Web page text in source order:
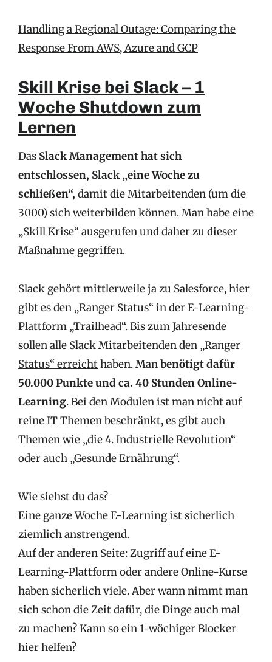
Handling a Regional Outage: Comparing the
Response From AWS, Azure and GCP
Skill Krise bei Slack – 1
Woche Shutdown zum
Lernen
Das Slack Management hat sich
entschlossen, Slack „eine Woche zu
schließen“, damit die Mitarbeitenden (um die
3000) sich weiterbilden können. Man habe eine
„Skill Krise“ ausgerufen und daher zu dieser
Maßnahme gegriffen.
Slack gehört mittlerweile ja zu Salesforce, hier
gibt es den „Ranger Status“ in der E-Learning-
Plattform „Trailhead“. Bis zum Jahresende
sollen alle Slack Mitarbeitenden den „Ranger
Status“ erreichthaben. Manbenötigt dafür
50.000 Punkte und ca. 40 Stunden Online-
Learning. Bei den Modulen ist man nicht auf
reine IT Themen beschränkt, es gibt auch
Themen wie „die 4. Industrielle Revolution“
oder auch „Gesunde Ernährung“.
Wie siehst du das?
Eine ganze Woche E-Learning ist sicherlich
ziemlich anstrengend.
Auf der anderen Seite: Zugriff auf eine E-
Learning-Plattform oder andere Online-Kurse
haben sicherlich viele. Aber wann nimmt man
sich schon die Zeit dafür, die Dinge auch mal
zu machen? Kann so ein 1-wöchiger Blocker
hier helfen?